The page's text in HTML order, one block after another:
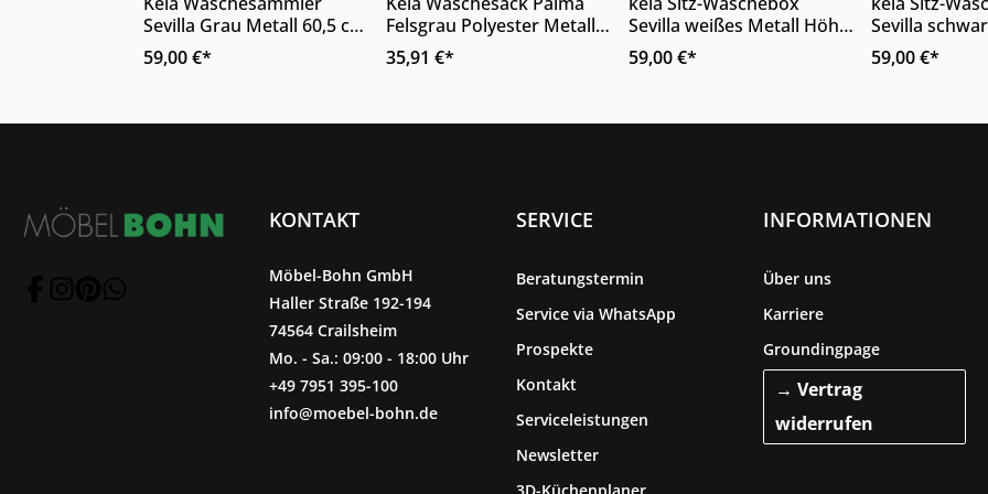
Details
Sevilla Grau Metall 60,5 cm
Höhe mit Sitzkissen
59,00 €*
Produkt Anzahl: Gib den gewünschten Wert
Felsgrau Polyester Metall
Griff 36 x 30 x 56 cm
35,91 €*
Produkt Anzahl: Gib den
Sevilla weißes Metall Höhe
ca. 61 cm
59,00 €*
Sevilla
Höhe ca. 61 cm
59,00 €*
KONTAKT
Möbel-Bohn GmbH
Haller Straße 192-194
74564 Crailsheim
Mo. - Sa.: 09:00 - 18:00 Uhr
+49 7951 395-100
info@moebel-bohn.de
SERVICE
Beratungstermin
Service via WhatsApp
Prospekte
Kontakt
Serviceleistungen
Newsletter
INFORMATIONEN
Über uns
Karriere
Groundingpage
→ Vertrag
widerrufen